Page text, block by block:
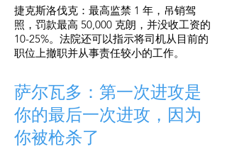
捷克斯洛伐克：最高监禁 1 年，吊销驾
照，罚款最高 50,000 克朗，并没收工资的
10-25%。法院还可以指示将司机从目前的
职位上撤职并从事责任较小的工作。
萨尔瓦多：第一次进攻是
你的最后一次进攻，因为
你被枪杀了